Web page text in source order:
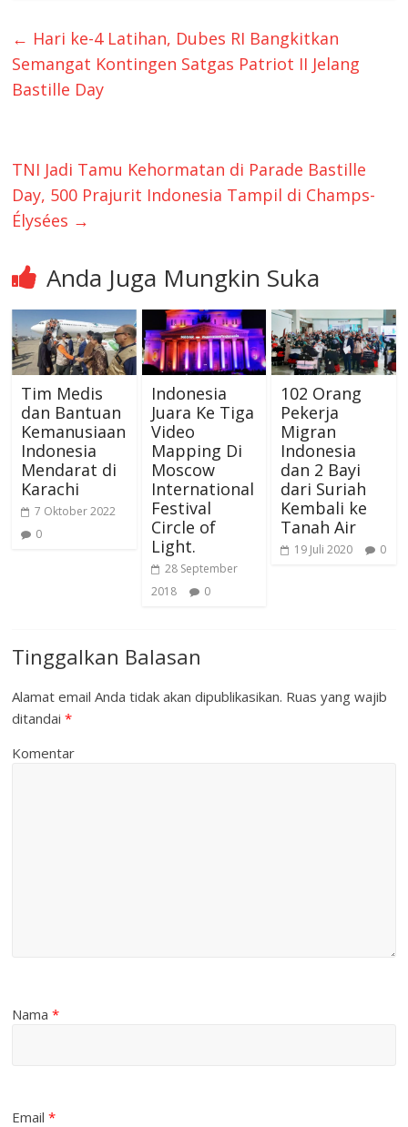
← Hari ke-4 Latihan, Dubes RI Bangkitkan
Semangat Kontingen Satgas Patriot II Jelang
Bastille Day
TNI Jadi Tamu Kehormatan di Parade Bastille
Day, 500 Prajurit Indonesia Tampil di Champs-
Élysées →
Anda Juga Mungkin Suka
Tim Medis
dan Bantuan
Kemanusiaan
Indonesia
Mendarat di
Karachi
7 Oktober 2022
0
Indonesia
Juara Ke Tiga
Video
Mapping Di
Moscow
International
Festival
Circle of
Light.
28 September
2018
0
102 Orang
Pekerja
Migran
Indonesia
dan 2 Bayi
dari Suriah
Kembali ke
Tanah Air
19 Juli 2020 0
Tinggalkan Balasan
Alamat email Anda tidak akan dipublikasikan. Ruas yang wajib
ditandai*
Komentar
Nama*
Email*